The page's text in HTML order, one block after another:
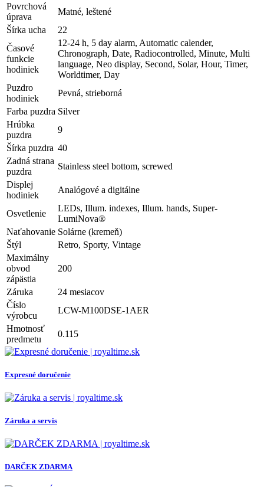
Povrchová
úprava
Matné, leštené
Šírka ucha
22
Časové
funkcie
hodiniek
12-24 h, 5 day alarm, Automatic calender,
Chronograph, Date, Radiocontrolled, Minute, Multi
language, Neo display, Second, Solar, Hour, Timer,
Worldtimer, Day
Puzdro
hodiniek
Pevná, strieborná
Farba puzdra Silver
Hrúbka
puzdra
9
Šírka puzdra 40
Zadná strana
puzdra
Stainless steel bottom, screwed
Displej
hodiniek
Analógové a digitálne
Osvetlenie
LEDs, Illum. indexes, Illum. hands, Super-
LumiNova®
Naťahovanie Solárne (kremeň)
Štýl
Retro, Sporty, Vintage
Maximálny
obvod
zápästia
200
Záruka
24 mesiacov
Číslo
výrobcu
LCW-M100DSE-1AER
Hmotnosť
predmetu
0.115
Expresné doručenie
Záruka a servis
DARČEK ZDARMA